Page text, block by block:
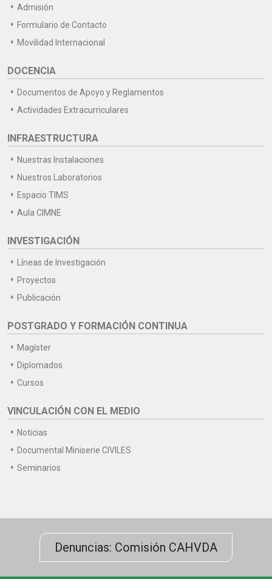
Admisión
Formulario de Contacto
Movilidad Internacional
DOCENCIA
Documentos de Apoyo y Reglamentos
Actividades Extracurriculares
INFRAESTRUCTURA
Nuestras Instalaciones
Nuestros Laboratorios
Espacio TIMS
Aula CIMNE
INVESTIGACIÓN
Líneas de Investigación
Proyectos
Publicación
POSTGRADO Y FORMACIÓN CONTINUA
Magíster
Diplomados
Cursos
VINCULACIÓN CON EL MEDIO
Noticias
Documental Miniserie CIVILES
Seminarios
Denuncias: Comisión CAHVDA